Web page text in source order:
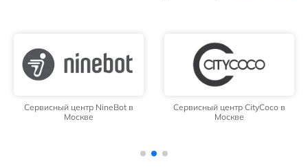
Сервисный центр NineBot в
Москве
Сервисный центр CityCoco в
Москве